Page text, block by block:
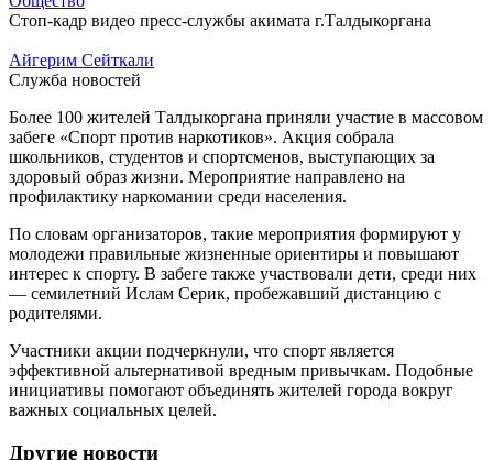
Стоп-кадр видео пресс-службы акимата г.Талдыкоргана
Айгерим Сейткали
Служба новостей
Более 100 жителей Талдыкоргана приняли участие в массовом
забеге «Спорт против наркотиков». Акция собрала
школьников, студентов и спортсменов, выступающих за
здоровый образ жизни. Мероприятие направлено на
профилактику наркомании среди населения.
По словам организаторов, такие мероприятия формируют у
молодежи правильные жизненные ориентиры и повышают
интерес к спорту. В забеге также участвовали дети, среди них
— семилетний Ислам Серик, пробежавший дистанцию с
родителями.
Участники акции подчеркнули, что спорт является
эффективной альтернативой вредным привычкам. Подобные
инициативы помогают объединять жителей города вокруг
важных социальных целей.
Другие новости